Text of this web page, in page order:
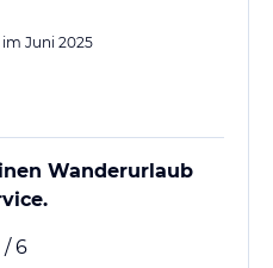
im Juni 2025
Wanderurlaub
/ 6